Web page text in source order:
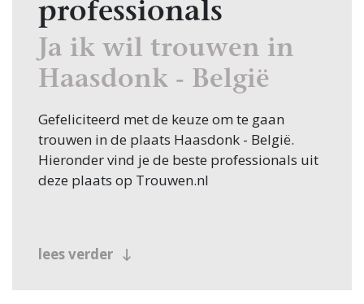
professionals
Ja ik wil trouwen in
Haasdonk - België
Gefeliciteerd met de keuze om te gaan
trouwen in de plaats Haasdonk - België.
Hieronder vind je de beste professionals uit
deze plaats op Trouwen.nl
lees verder